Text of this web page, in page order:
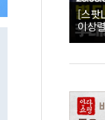
[스팟
이상
직접